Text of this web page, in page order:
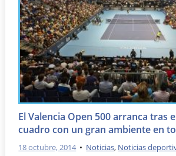
El Valencia Open 500 arranca tras
cuadro con un gran ambiente en
18 octubre, 2014 • Noticias, Noticias